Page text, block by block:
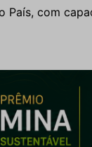
País, com